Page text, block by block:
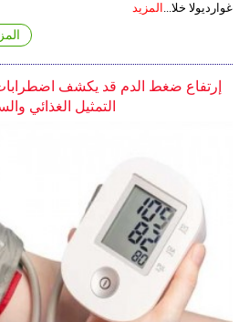
غوارديولا خلا... المزيد
إرتفاع ضغط الدم قد يكشف
التمثيل الغذائي